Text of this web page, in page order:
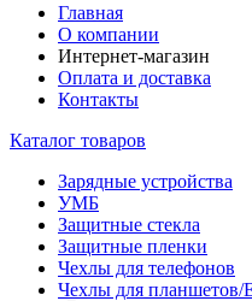
Главная
О компании
Интернет-магазин
Оплата и доставка
Контакты
Каталог товаров
Зарядные устройства
УМБ
Защитные стекла
Защитные пленки
Чехлы для телефонов
Чехлы для планшетов/